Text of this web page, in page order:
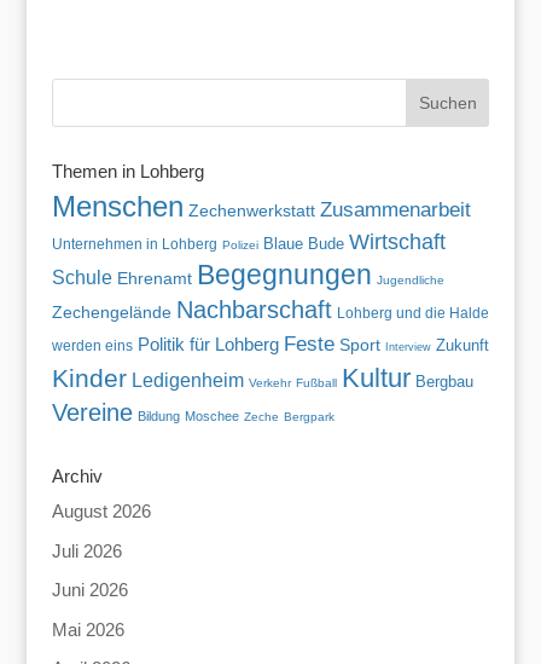
Themen in Lohberg
Menschen Zechenwerkstatt Zusammenarbeit
Unternehmen in Lohberg Polizei Blaue Bude Wirtschaft
Schule Ehrenamt Begegnungen Jugendliche
Zechengelände Nachbarschaft Lohberg und die Halde
werden eins Politik für Lohberg Feste Sport Interview Zukunft
Kinder Ledigenheim Verkehr Fußball Kultur Bergbau
Vereine Bildung Moschee Zeche Bergpark
Archiv
August 2026
Juli 2026
Juni 2026
Mai 2026